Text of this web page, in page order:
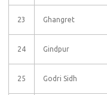
23 Ghangret
24 Gindpur
25 Godri Sidh